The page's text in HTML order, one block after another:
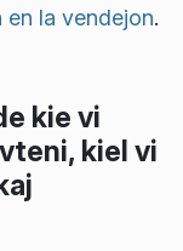
en la vendejon.
kie vi
kiel vi